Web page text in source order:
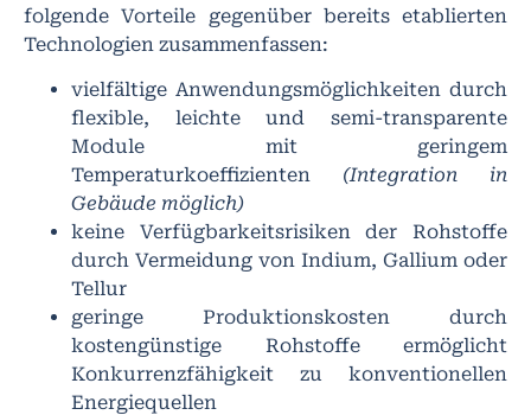
folgende Vorteile gegenüber bereits etablierten
Technologien zusammenfassen:
vielfältige Anwendungsmöglichkeiten durch
flexible, leichte und semi-transparente
Module mit geringem
Temperaturkoeffizienten (Integration in
Gebäude möglich)
keine Verfügbarkeitsrisiken der Rohstoffe
durch Vermeidung von Indium, Gallium oder
Tellur
geringe Produktionskosten durch
kostengünstige Rohstoffe ermöglicht
Konkurrenzfähigkeit zu konventionellen
Energiequellen